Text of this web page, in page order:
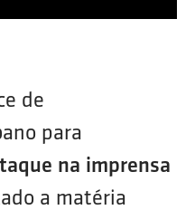
de
para
na imprensa
a matéria